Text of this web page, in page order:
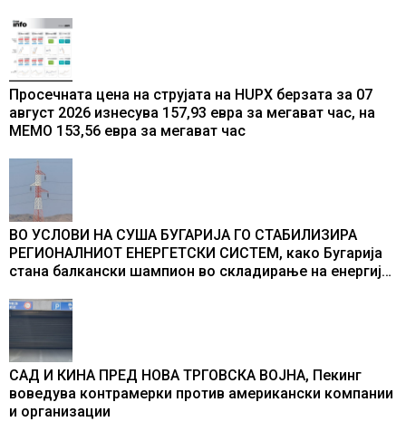
Просечната цена на струјата на HUPX берзата за 07
август 2026 изнесува 157,93 евра за мегават час, на
МЕМО 153,56 евра за мегават час
ВО УСЛОВИ НА СУША БУГАРИЈА ГО СТАБИЛИЗИРА
РЕГИОНАЛНИОТ ЕНЕРГЕТСКИ СИСТЕМ, како Бугарија
стана балкански шампион во складирање на енергија
САД И КИНА ПРЕД НОВА ТРГОВСКА ВОЈНА, Пекинг
воведува контрамерки против американски компании
и организации